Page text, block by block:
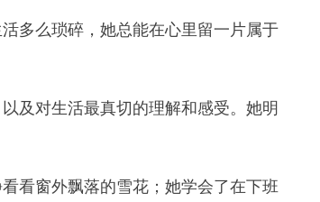
多么琐碎，她总能在心里留一片属于
及对生活最真切的理解和感受。她明
看窗外飘落的雪花；她学会了在下班